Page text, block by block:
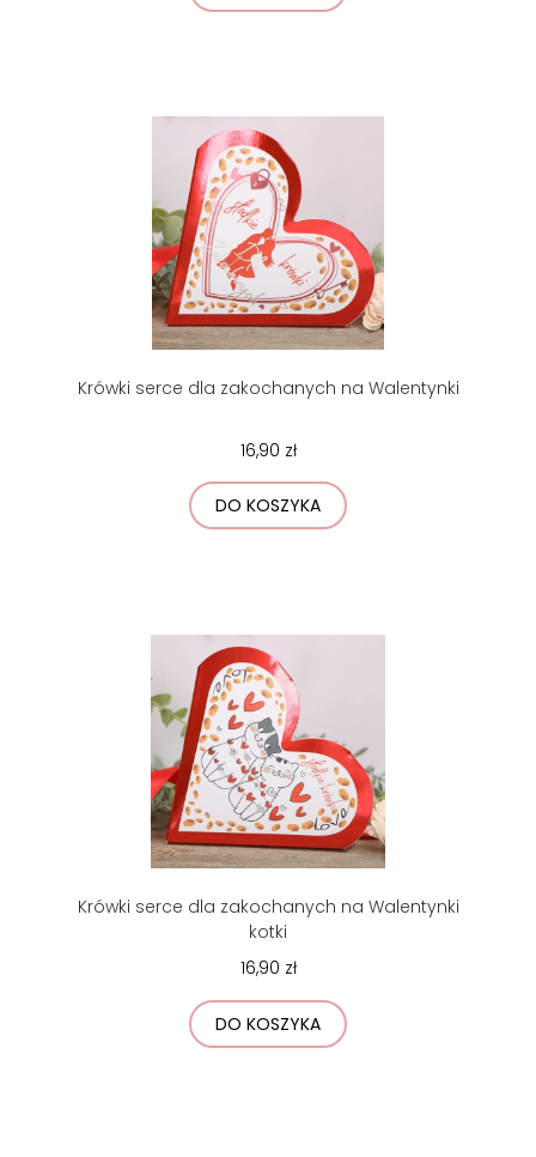
Krówki serce dla zakochanych na Walentynki
16,90 zł
DO KOSZYKA
Krówki serce dla zakochanych na Walentynki
kotki
16,90 zł
DO KOSZYKA